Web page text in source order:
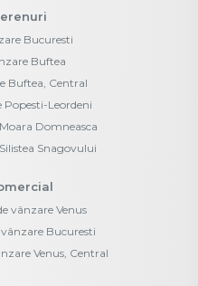
Bucuresti
Buftea
Buftea, Central
Popesti-Leordeni
Domneasca
Snagovului
vânzare Venus
Bucuresti
Venus, Central